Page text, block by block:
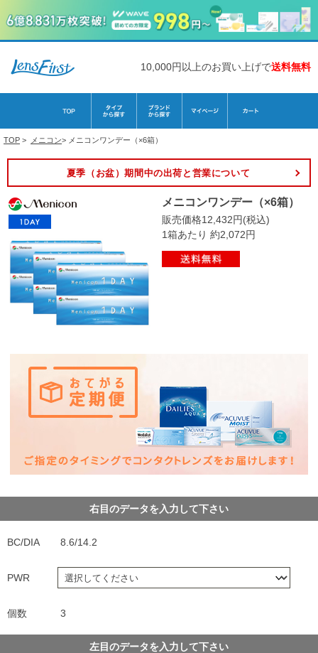
10,000円以上のお買い上げで送料無料
TOP > メニコン> メニコンワンデー（×6箱）
夏季（お盆）期間中の出荷と営業について
メニコンワンデー（×6箱）
販売価格12,432円(税込)
1箱あたり 約2,072円
右目のデータを入力して下さい
BC/DIA 8.6/14.2
PWR
個数 3
左目のデータを入力して下さい